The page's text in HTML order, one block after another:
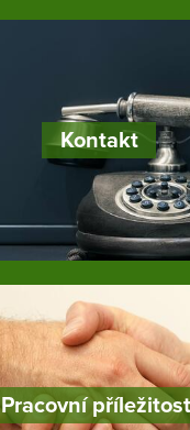
Kontakt
Pracovní